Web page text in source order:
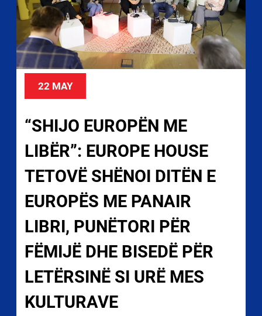
22 MAY
“SHIJO EUROPËN ME
LIBËR”: EUROPE HOUSE
TETOVË SHËNOI DITËN E
EUROPËS ME PANAIR
LIBRI, PUNËTORI PËR
FËMIJË DHE BISEDË PËR
LETËRSINË SI URË MES
KULTURAVE